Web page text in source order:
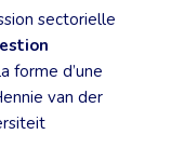
sectorielle
forme d’une
van der